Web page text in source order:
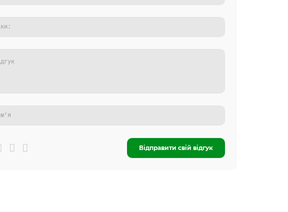
Відправити свій відгук